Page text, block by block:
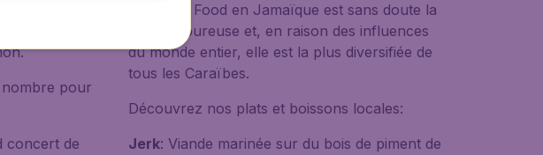
et de festivals
de l'année.
pour
concert de
La Street Food en Jamaïque est sans doute la
plus savoureuse et, en raison des influences
du monde entier, elle est la plus diversifiée de
tous les Caraïbes.
Découvrez nos plats et boissons locales:
Jerk: Viande marinée sur du bois de piment de